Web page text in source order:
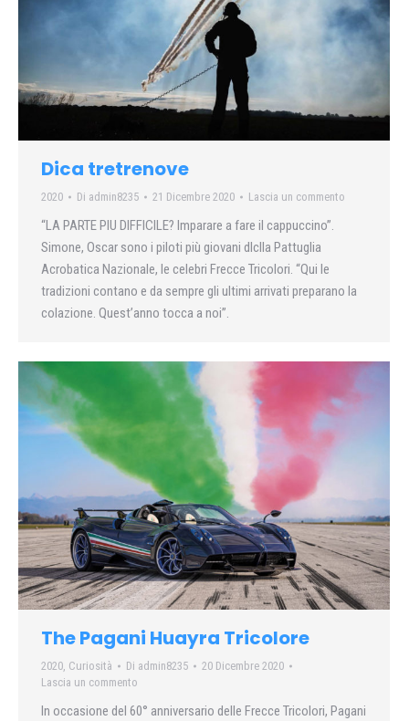
Dica tretrenove
2020 Di admin8235 21 Dicembre 2020 Lascia un commento
“LA PARTE PIU DIFFICILE? lmparare a fare il cappuccino”.
Simone, Oscar sono i piloti più giovani dlclla Pattuglia
Acrobatica Nazionale, le celebri Frecce Tricolori. “Qui le
tradizioni contano e da sempre gli ultimi arrivati preparano la
colazione. Quest’anno tocca a noi”.
The Pagani Huayra Tricolore
2020 Curiosità Di admin8235
20 Dicembre 2020
Lascia un commento
In occasione del 60° anniversario delle Frecce Tricolori, Pagani